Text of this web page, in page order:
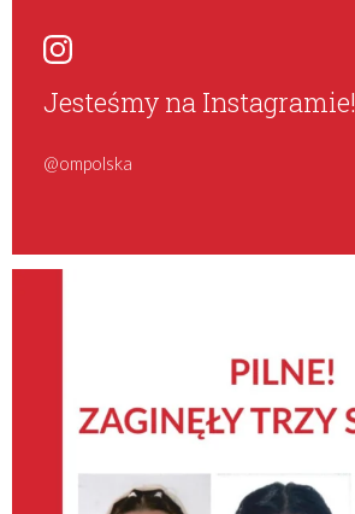
Jesteśmy na Instagramie!
@ompolska